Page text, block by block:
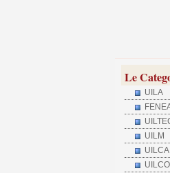
Le
UILA
UILM
UILCA